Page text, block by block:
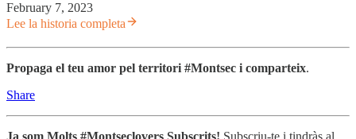
February 7, 2023
Lee la historia completa
Propaga el teu amor pel territori #Montsec i comparteix.
Share
Ja som Molts #Montseclovers Subscrits! Subscriu-te i tindràs al